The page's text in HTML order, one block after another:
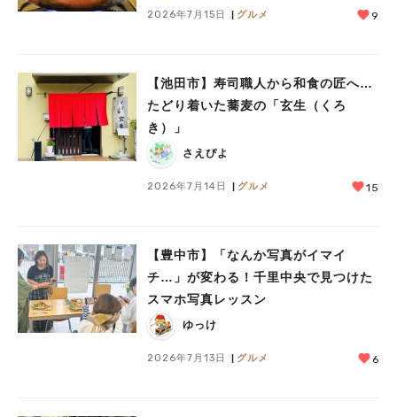
2026年7月15日 グルメ 9
【池田市】寿司職人から和食の匠へ…
たどり着いた蕎麦の「玄生（くろ
き）」
さえぴよ
2026年7月14日 グルメ 15
【豊中市】「なんか写真がイマイ
チ…」が変わる！千里中央で見つけた
スマホ写真レッスン
ゆっけ
2026年7月13日 グルメ 6